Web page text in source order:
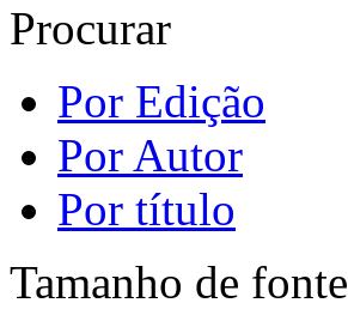
Procurar
Por Edição
Por Autor
Por título
Tamanho de fonte